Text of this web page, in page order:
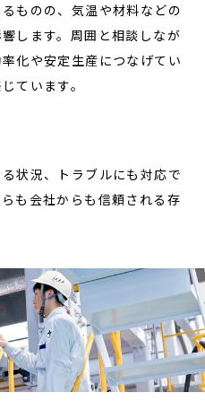
ものの、気温や材料などの
します。周囲と相談しなが
化や安定生産につなげてい
ています。
状況、トラブルにも対応で
も会社からも信頼される存